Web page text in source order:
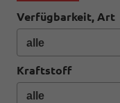
Verfügbarkeit, Art
Kraftstoff